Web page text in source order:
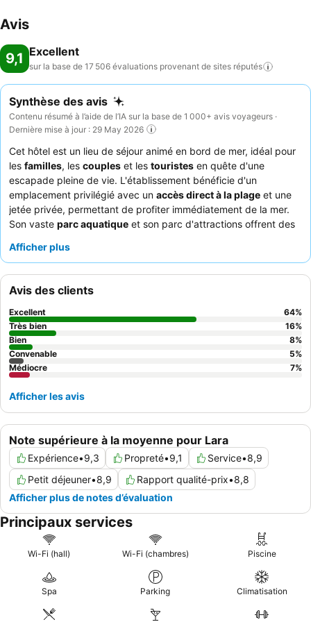
de divertissements (sans supplément). Repas: Des plats diététiques,
enfants sont préparés à la demande. Les chefs cuisiniers préparent
les plats devant les clients. Cartes de crédit: Les cartes de crédit
Visa et MasterCard sont acceptées.
Avis
9,1 Excellent
sur la base de 17 506 évaluations provenant de sites réputés
Synthèse des avis
Contenu résumé à l’aide de l’IA sur la base de 1 000+ avis voyageurs ·
Dernière mise à jour : 29 May 2026
Cet hôtel est un lieu de séjour animé en bord de mer, idéal pour
les familles, les couples et les touristes en quête d'une
escapade pleine de vie. L'établissement bénéficie d'un
emplacement privilégié avec un accès direct à la plage et une
jetée privée, permettant de profiter immédiatement de la mer.
Son vaste parc aquatique et son parc d'attractions offrent des
tarissent pas d'éloges sur le
notamment les soirées buffet à thème et les excellents snack-
bars. Pour une expérience plus calme, les clients peuvent
demander des chambres donnant sur le jardin, car certaines
chambres subissent des nuisances sonores dues à la minceur
des murs.
Afficher plus
Note supérieure à la moyenne pour Lara
Expérience•9,3 Propreté•9,1 Service•8,9
Petit déjeuner•8,9 Rapport qualité-prix•8,8
Afficher plus de notes d’évaluation
Avis des clients
Excellent 64%
Très bien
16%
Bien
8%
Convenable
5%
Médiocre
7%
Afficher les avis
Principaux services
Wi-Fi (hall) Wi-Fi (chambres) Piscine
Spa Parking Climatisation